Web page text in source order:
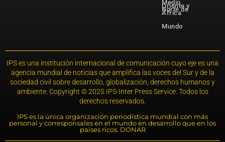
Medio
Oriente y
Norte de
África
Mundo
IPS es una institución internacional de comunicación cuyo eje es una
agencia mundial de noticias que amplifica las voces del Sur y de la
sociedad civil sobre desarrollo, globalización, derechos humanos y
ambiente. Copyright © 2025 IPS-Inter Press Service. Todos los
derechos reservados.
IPS es la única organización periodística mundial con más
personal y corresponsales en el mundo en desarrollo que en los
países ricos. DONAR